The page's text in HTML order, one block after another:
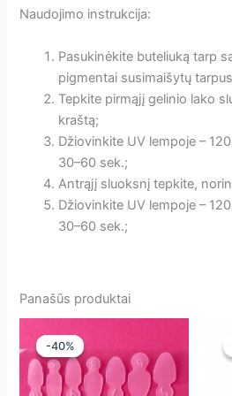
Naudojimo instrukcija:
Pasukinėkite buteliuką tarp
pigmentai susimaišytų
Tepkite pirmąjį gelinio lako
kraštą;
Džiovinkite UV lempoje –
30–60 sek.;
Antrąjį sluoksnį tepkite,
Džiovinkite UV lempoje –
30–60 sek.;
Panašūs produktai
-40%
-40%